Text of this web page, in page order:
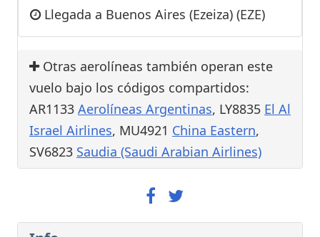
Llegada a Buenos Aires (Ezeiza) (EZE)
Otras aerolíneas también operan este
vuelo bajo los códigos compartidos:
AR1133 Aerolíneas Argentinas, LY8835 El Al
Israel Airlines, MU4921 China Eastern,
SV6823 Saudia (Saudi Arabian Airlines)